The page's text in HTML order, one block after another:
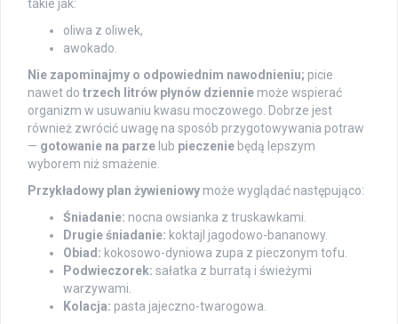
takie jak:
oliwa z oliwek,
awokado.
Nie zapominajmy o odpowiednim nawodnieniu; picie
nawet do trzech litrów płynów dziennie może wspierać
organizm w usuwaniu kwasu moczowego. Dobrze jest
również zwrócić uwagę na sposób przygotowywania potraw
— gotowanie na parze lub pieczenie będą lepszym
wyborem niż smażenie.
Przykładowy plan żywieniowy może wyglądać następująco:
Śniadanie: nocna owsianka z truskawkami.
Drugie śniadanie: koktajl jagodowo-bananowy.
Obiad: kokosowo-dyniowa zupa z pieczonym tofu.
Podwieczorek: sałatka z burratą i świeżymi
warzywami.
Kolacja: pasta jajeczno-twarogowa.